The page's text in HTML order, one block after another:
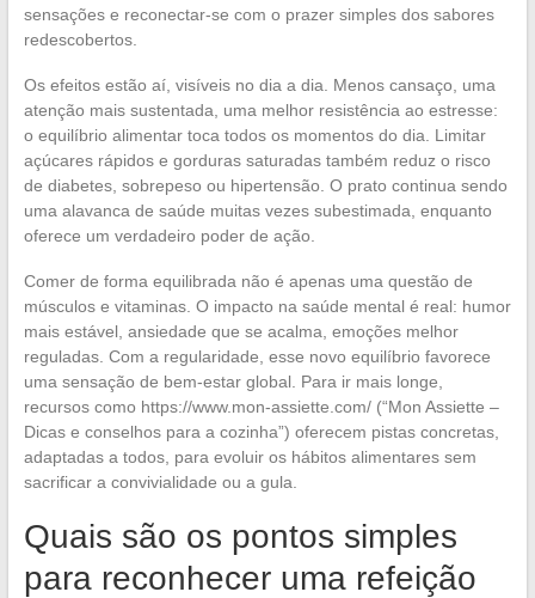
sensações e reconectar-se com o prazer simples dos sabores
redescobertos.
Os efeitos estão aí, visíveis no dia a dia. Menos cansaço, uma
atenção mais sustentada, uma melhor resistência ao estresse:
o equilíbrio alimentar toca todos os momentos do dia. Limitar
açúcares rápidos e gorduras saturadas também reduz o risco
de diabetes, sobrepeso ou hipertensão. O prato continua sendo
uma alavanca de saúde muitas vezes subestimada, enquanto
oferece um verdadeiro poder de ação.
Comer de forma equilibrada não é apenas uma questão de
músculos e vitaminas. O impacto na saúde mental é real: humor
mais estável, ansiedade que se acalma, emoções melhor
reguladas. Com a regularidade, esse novo equilíbrio favorece
uma sensação de bem-estar global. Para ir mais longe,
recursos como https://www.mon-assiette.com/ (“Mon Assiette –
Dicas e conselhos para a cozinha”) oferecem pistas concretas,
adaptadas a todos, para evoluir os hábitos alimentares sem
sacrificar a convivialidade ou a gula.
Quais são os pontos simples
para reconhecer uma refeição